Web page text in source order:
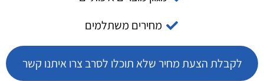
מחירים משתלמים
לקבלת הצעת מחיר שלא תוכלו לסרב צרו איתנו קשר